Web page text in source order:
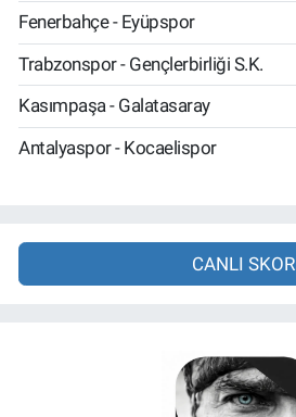
Fenerbahçe - Eyüpspor
Trabzonspor - Gençlerbirliği S.K.
Kasımpaşa - Galatasaray
Antalyaspor - Kocaelispor
CANLI SKOR